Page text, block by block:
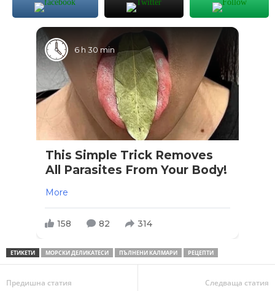
6 h 30 min
This Simple Trick Removes
All Parasites From Your Body!
More
158 82 314
ЕТИКЕТИ МОРСКИ ДЕЛИКАТЕСИ ПЪЛНЕНИ КАЛМАРИ РЕЦЕПТИ
Предишна статия Следваща статия